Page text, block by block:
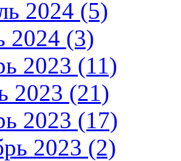
2024 (5)
2024 (3)
2023 (11)
2023 (21)
2023 (17)
2023 (2)